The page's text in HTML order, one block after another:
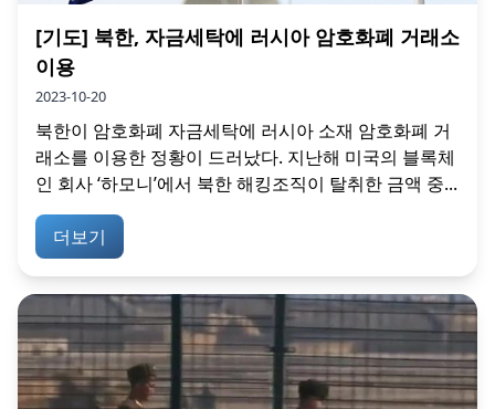
[기도] 북한, 자금세탁에 러시아 암호화폐 거래소
이용
2023-10-20
북한이 암호화폐 자금세탁에 러시아 소재 암호화폐 거
래소를 이용한 정황이 드러났다. 지난해 미국의 블록체
인 회사 ‘하모니’에서 북한 해킹조직이 탈취한 금액 중...
더보기